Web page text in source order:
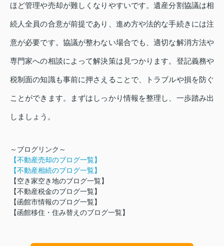
ほど管理や売却が難しくなりやすいです。遺産分割協議は相
続人全員の合意が前提であり、進め方や法的な手続きには注
意が必要です。協議が整わない場合でも、適切な解消方法や
専門家への相談によって解決策は見つかります。登記義務や
税制面の知識も事前に押さえることで、トラブルや損を防ぐ
ことができます。まずはしっかり情報を整理し、一歩踏み出
しましょう。
～ブログリンク～
【不動産売却のブログ一覧】
【不動産相続のブログ一覧】
【空き家空き地のブログ一覧】
【不動産税金のブログ一覧】
【函館市情報のブログ一覧】
【函館移住・住み替えのブログ一覧】